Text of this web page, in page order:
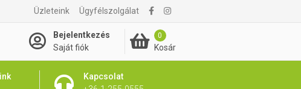
Üzleteink Ügyfélszolgálat
Bejelentkezés
Saját fiók
0
Kosár
Kapcsolat
4 895 Ft Kosárba rakom